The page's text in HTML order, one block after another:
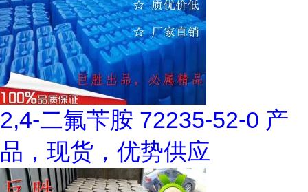
2,4-二氟苄胺 72235-52-0 产
品，现货，优势供应